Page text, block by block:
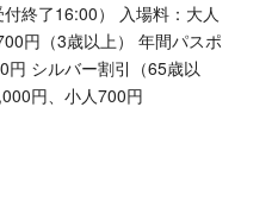
終了16:00） 入場料：大人
円（3歳以上） 年間パスポ
円 シルバー割引（65歳以
円、小人700円